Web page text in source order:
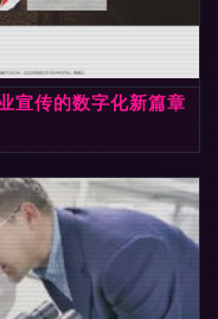
宣传的数字化新篇章